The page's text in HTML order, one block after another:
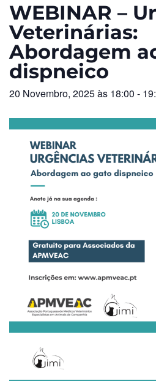
WEBINAR –
Veterinárias:
Abordagem
dispneico
20 Novembro, 2025 às 18:00 -